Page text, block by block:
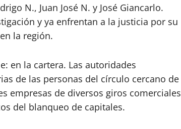
N., Juan José N. y José Giancarlo.
y ya enfrentan a la justicia por su
la región.
en la cartera. Las autoridades
de las personas del círculo cercano de
empresas de diversos giros comerciales
del blanqueo de capitales.